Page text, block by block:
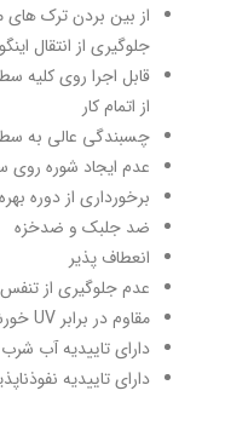
از بین بردن ترک
جلوگیری از انتقال
از اتمام کار
چسبندگی عالی به
عدم ایجاد شوره
برخورداری از دوره
ضد جلبک و ضدخزه
انعطاف پذیر
عدم جلوگیری از
مقاوم در برابر UV خورشید
دارای تاییدیه آب
دارای تاییدیه